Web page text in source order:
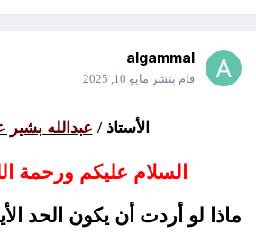
algammal
قام بنشر مايو 10, 2025
الأستاذ / عبدالله بشير
السلام عليكم ورحمة